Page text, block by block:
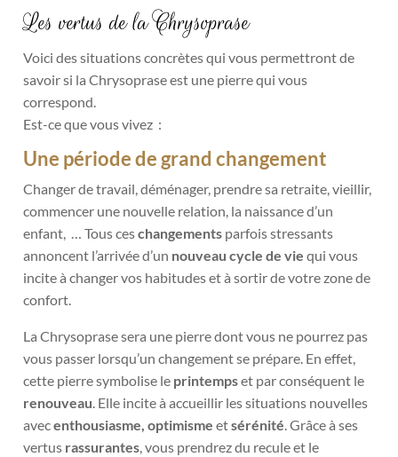
Les vertus de la Chrysoprase
Voici des situations concrètes qui vous permettront de
savoir si la Chrysoprase est une pierre qui vous
correspond.
Est-ce que vous vivez :
Une période de grand changement
Changer de travail, déménager, prendre sa retraite, vieillir,
commencer une nouvelle relation, la naissance d’un
enfant, … Tous ceschangements parfois stressants
annoncent l’arrivée d’un nouveau cycle de viequi vous
incite à changer vos habitudes et à sortir de votre zone de
confort.
La Chrysoprase sera une pierre dont vous ne pourrez pas
vous passer lorsqu’un changement se prépare. En effet,
cette pierre symbolise le printempset par conséquent le
renouveau. Elle incite à accueillir les situations nouvelles
avecenthousiasme, optimisme etsérénité. Grâce à ses
vertus rassurantes, vous prendrez du recule et le